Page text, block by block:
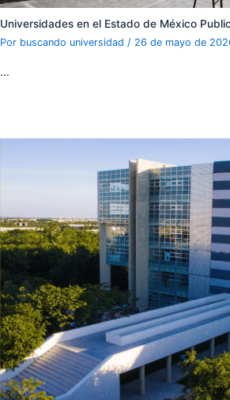
Universidades en el Estado de México
Por buscando universidad / 26 de mayo de
…